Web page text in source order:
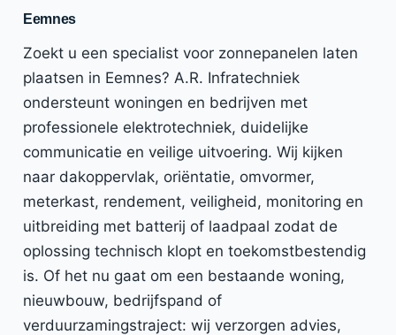
Eemnes
Zoekt u een specialist voor zonnepanelen laten
plaatsen in Eemnes? A.R. Infratechniek
ondersteunt woningen en bedrijven met
professionele elektrotechniek, duidelijke
communicatie en veilige uitvoering. Wij kijken
naar dakoppervlak, oriëntatie, omvormer,
meterkast, rendement, veiligheid, monitoring en
uitbreiding met batterij of laadpaal zodat de
oplossing technisch klopt en toekomstbestendig
is. Of het nu gaat om een bestaande woning,
nieuwbouw, bedrijfspand of
verduurzamingstraject: wij verzorgen advies,